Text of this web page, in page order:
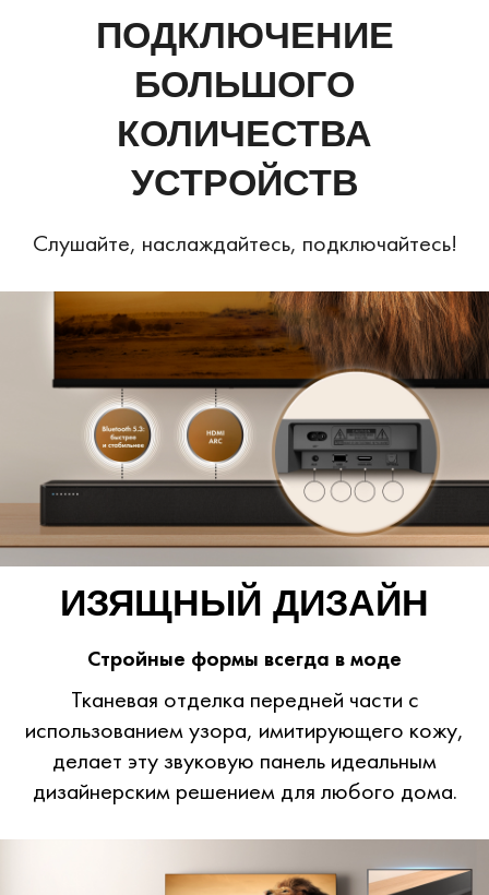
ПОДКЛЮЧЕНИЕ
БОЛЬШОГО
КОЛИЧЕСТВА
УСТРОЙСТВ
Слушайте, наслаждайтесь, подключайтесь!
ИЗЯЩНЫЙ ДИЗАЙН
Стройные формы всегда в моде
Тканевая отделка передней части с
использованием узора, имитирующего кожу,
делает эту звуковую панель идеальным
дизайнерским решением для любого дома.